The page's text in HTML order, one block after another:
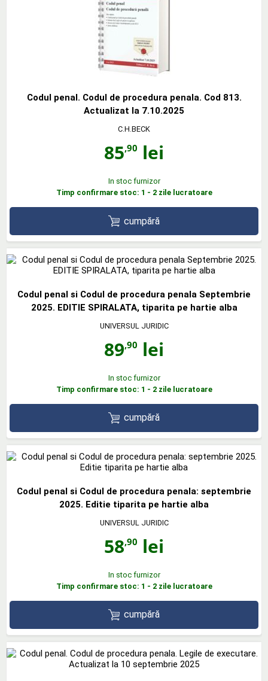
Codul penal. Codul de procedura penala. Cod 813.
Actualizat la 7.10.2025
C.H.BECK
85,90 lei
In stoc furnizor
Timp confirmare stoc: 1 - 2 zile lucratoare
cumpără
Codul penal si Codul de procedura penala Septembrie
2025. EDITIE SPIRALATA, tiparita pe hartie alba
UNIVERSUL JURIDIC
89,90 lei
In stoc furnizor
Timp confirmare stoc: 1 - 2 zile lucratoare
cumpără
Codul penal si Codul de procedura penala: septembrie
2025. Editie tiparita pe hartie alba
UNIVERSUL JURIDIC
58,90 lei
In stoc furnizor
Timp confirmare stoc: 1 - 2 zile lucratoare
cumpără